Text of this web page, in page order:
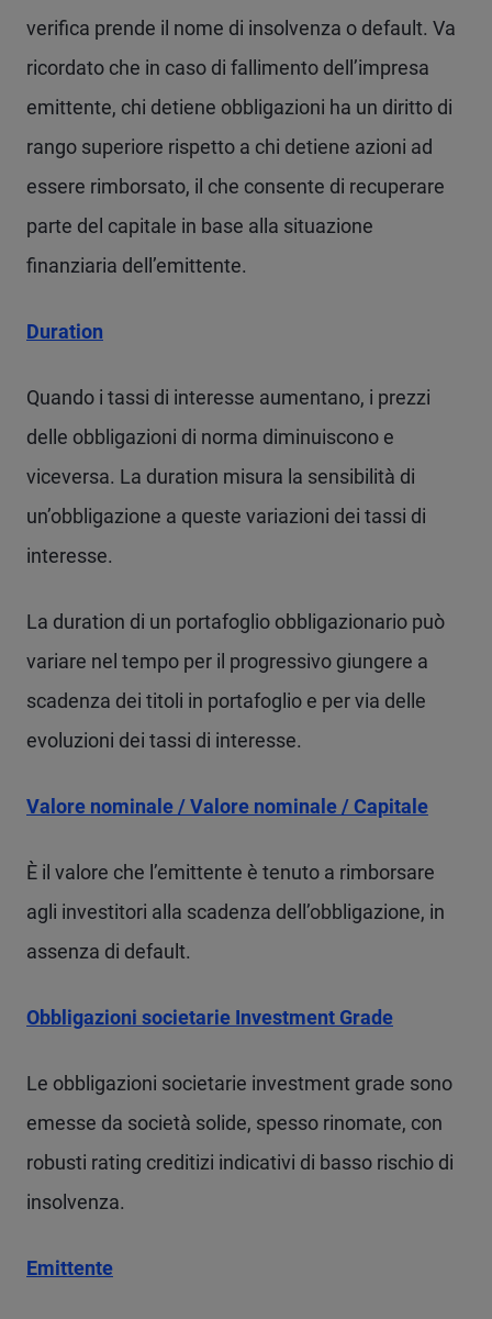
verifica prende il nome di insolvenza o default. Va
ricordato che in caso di fallimento dell’impresa
emittente, chi detiene obbligazioni ha un diritto di
rango superiore rispetto a chi detiene azioni ad
essere rimborsato, il che consente di recuperare
parte del capitale in base alla situazione
finanziaria dell’emittente.
Duration
Quando i tassi di interesse aumentano, i prezzi
delle obbligazioni di norma diminuiscono e
viceversa. La duration misura la sensibilità di
un’obbligazione a queste variazioni dei tassi di
interesse.
La duration di un portafoglio obbligazionario può
variare nel tempo per il progressivo giungere a
scadenza dei titoli in portafoglio e per via delle
evoluzioni dei tassi di interesse.
Valore nominale / Valore nominale / Capitale
È il valore che l’emittente è tenuto a rimborsare
agli investitori alla scadenza dell’obbligazione, in
assenza di default.
Obbligazioni societarie Investment Grade
Le obbligazioni societarie investment grade sono
emesse da società solide, spesso rinomate, con
robusti rating creditizi indicativi di basso rischio di
insolvenza.
Emittente